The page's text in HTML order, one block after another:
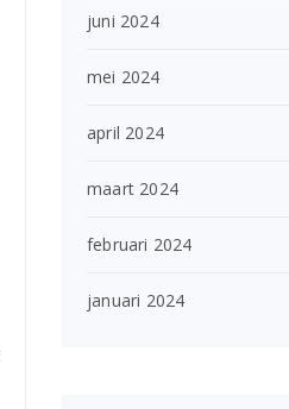
juni 2024
mei 2024
april 2024
maart 2024
februari 2024
januari 2024